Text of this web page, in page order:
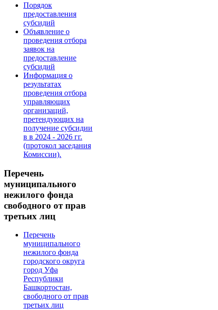
Порядок
предоставления
субсидий
Объявление о
проведения отбора
заявок на
предоставление
субсидий
Информация о
результатах
проведения отбора
управляющих
организаций,
претендующих на
получение субсидии
в в 2024 - 2026 гг.
(протокол заседания
Комиссии).
Перечень
муниципального
нежилого фонда
свободного от прав
третьих лиц
Перечень
муниципального
нежилого фонда
городского округа
город Уфа
Республики
Башкортостан,
свободного от прав
третьих лиц